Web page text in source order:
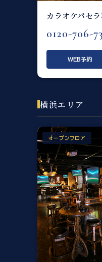
カラオケパセ
0120-706-
WEB予約
横浜エリア
オープンフロア